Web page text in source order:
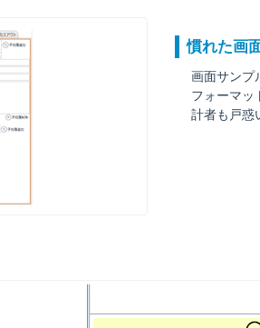
慣れた画
画面サンプ
フォーマッ
計者も戸惑